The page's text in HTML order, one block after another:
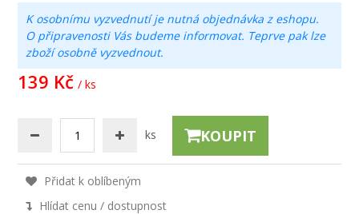
K osobnímu vyzvednutí je nutná objednávka z eshopu.
O připravenosti Vás budeme informovat. Teprve pak lze
zboží osobně vyzvednout.
139 Kč / ks
ks KOUPIT
Přidat k oblíbeným
Hlídat cenu / dostupnost